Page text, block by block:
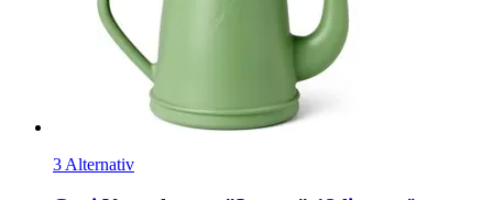
3 Alternativ